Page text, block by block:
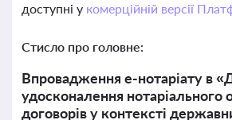
доступні у комерційній версії
Стисло про головне:
Впровадження е-нотаріату в
удосконалення
договорів у контексті